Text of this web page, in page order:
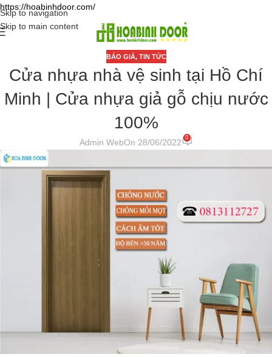
https://hoabinhdoor.com/
Skip to navigation
Skip to main content
BÁO GIÁ, TIN TỨC
Cửa nhựa nhà vệ sinh tại Hồ Chí
Minh | Cửa nhựa giả gỗ chịu nước
100%
Admin WebOn 28/06/2022 0